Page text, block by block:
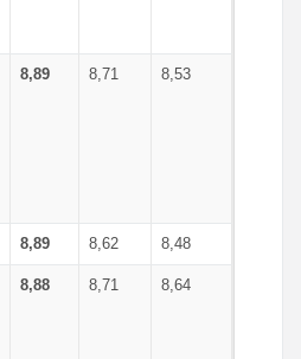
8,89 8,71 8,53
8,89 8,62 8,48
8,88 8,71 8,64